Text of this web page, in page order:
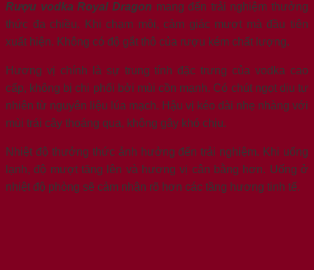
Rượu vodka Royal Dragon mang đến trải nghiệm thưởng
thức đa chiều. Khi chạm môi, cảm giác mượt mà đầu tiên
xuất hiện. Không có độ gắt thô của rượu kém chất lượng.
Hương vị chính là sự trung tính đặc trưng của vodka cao
cấp, không bị chi phối bởi mùi cồn mạnh. Có chút ngọt dịu tự
nhiên từ nguyên liệu lúa mạch. Hậu vị kéo dài nhẹ nhàng với
mùi trái cây thoáng qua, không gây khó chịu.
Nhiệt độ thưởng thức ảnh hưởng đến trải nghiệm. Khi uống
lạnh, độ mượt tăng lên và hương vị cân bằng hơn. Uống ở
nhiệt độ phòng sẽ cảm nhận rõ hơn các tầng hương tinh tế.